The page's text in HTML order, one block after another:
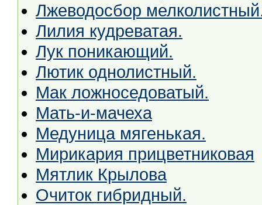
Лжеводосбор
Лилия кудреватая.
Лук поникающий.
Лютик однолистный.
Мак ложноседоватый.
Мать-и-мачеха
Медуница мягенькая.
Мирикария прицветниковая
Мятлик Крылова
Очиток гибридный.